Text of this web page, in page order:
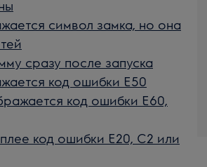
символ замка, но она
сразу после запуска
код ошибки E50
код ошибки E60,
код ошибки E20, C2 или